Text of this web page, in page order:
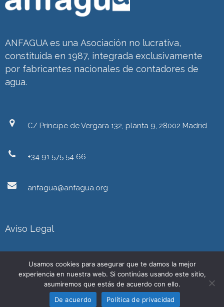
ANFAGUA es una Asociación no lucrativa,
constituida en 1987, integrada exclusivamente
por fabricantes nacionales de contadores de
agua.
C/ Príncipe de Vergara 132, planta 9, 28002 Madrid
+34 91 575 54 66
anfagua@anfagua.org
Aviso Legal
Usamos cookies para asegurar que te damos la mejor
experiencia en nuestra web. Si continúas usando este sitio,
asumiremos que estás de acuerdo con ello.
De acuerdo
Política de privacidad